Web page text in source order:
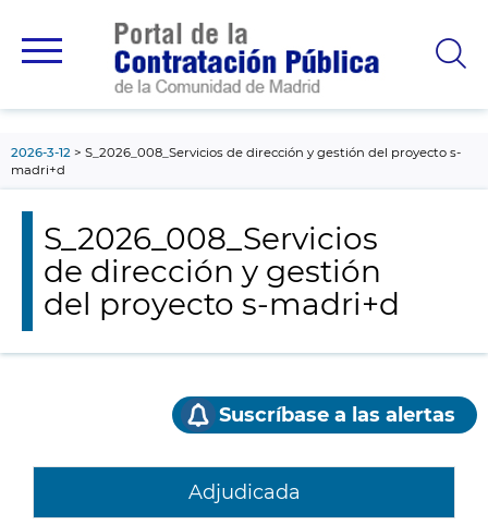
principal
2026-3-12
S_2026_008_Servicios de dirección y gestión del proyecto s-
madri+d
S_2026_008_Servicios
de dirección y gestión
del proyecto s-madri+d
Suscríbase a las alertas
Adjudicada